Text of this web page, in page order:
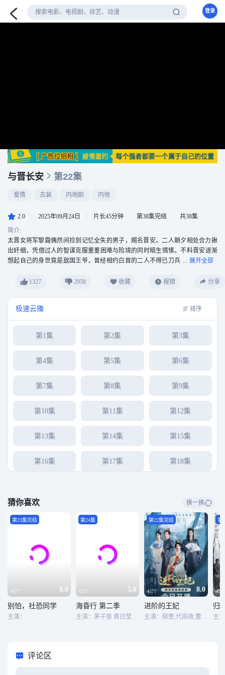
登录
与晋长安 第22集
爱情 古装 内地剧 内地
2.0 2025年09月24日 片长45分钟 第38集完结
共38集
简介:
太晋女将军黎霜偶然间捡到记忆全失的男子，赐名晋安。二人朝夕相处合力揪
出奸细，凭借过人的智谋克服重重困难与险境的同时暗生情愫。不料晋安逐渐
想起自己的身世竟是敌国王爷，曾经相约白首的二人不得已刀兵
1327
2958 收藏 报错 分享
极速云播 排序
第1集 第2集 第3集
第4集 第5集 第6集
第7集 第8集 第9集
第10集 第11集 第12集
第13集 第14集 第15集
第16集 第17集 第18集
第24集
第27集
第28集 第29集 第30集
第33集
第35集 第36集
猜你喜欢 换一换
4577 8.0
第23集完结
别怕，社恐同学
主演：
4577 5.0
第24集
海昏行 第二季
主演：茅子俊 黄日莹 耿業庭 陈姝君
4577 8.0
第22集完结
进阶的王妃
主演：郁葱,代高政,曹峻祥,华雯
4577
第
归
评论区